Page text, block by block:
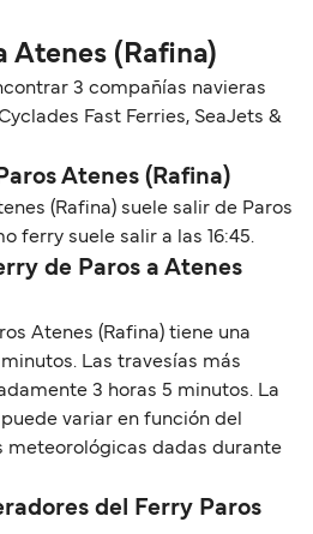
Atenes (Rafina)
3 compañías navieras
Fast Ferries, SeaJets &
Atenes (Rafina)
(Rafina) suele salir de Paros
ferry suele salir a las 16:45.
de Paros a Atenes
Atenes (Rafina) tiene una
Las travesías más
3 horas 5 minutos. La
variar en función del
meteorológicas dadas durante
del Ferry Paros